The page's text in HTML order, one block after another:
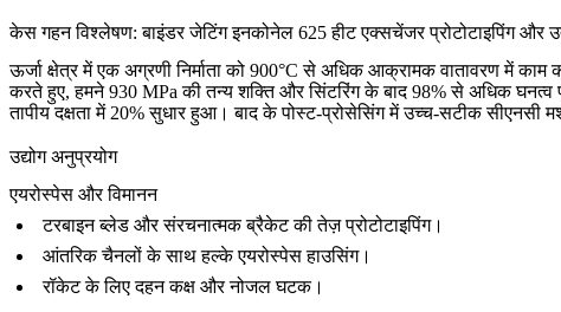
केस गहन विश्लेषण: बाइंडर जेटिंग इनकोनेल 625 हीट एक्सचेंजर प्रोटोटाइपिंग और
ऊर्जा क्षेत्र में एक अग्रणी निर्माता को 900°C से अधिक आक्रामक वातावरण में
करते हुए, हमने 930 MPa की तन्य शक्ति और सिंटरिंग के बाद 98% से अधिक
तापीय दक्षता में 20% सुधार हुआ। बाद के पोस्ट-प्रोसेसिंग में उच्च-सटीकसीएनसी
उद्योग अनुप्रयोग
एयरोस्पेस और विमानन
टरबाइन ब्लेड और संरचनात्मक ब्रैकेट की तेज़ प्रोटोटाइपिंग।
आंतरिक चैनलों के साथ हल्के एयरोस्पेस हाउसिंग।
रॉकेट के लिए दहन कक्ष और नोजल घटक।